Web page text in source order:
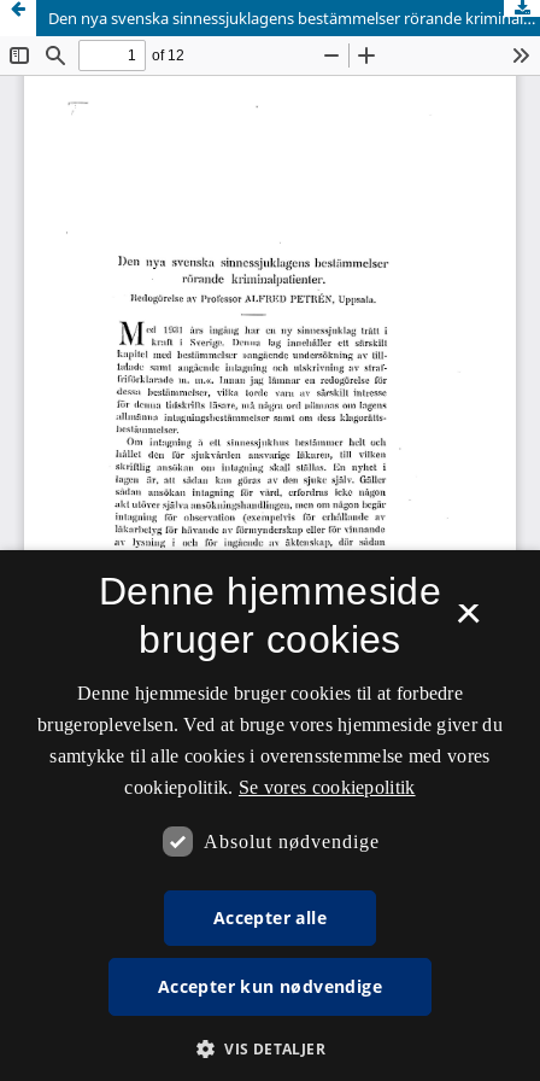
Den nya svenska sinnessjuklagens bestämmelser rörande kriminalpatienter.
×
Denne hjemmeside
bruger cookies
Denne hjemmeside bruger cookies til at forbedre
brugeroplevelsen. Ved at bruge vores hjemmeside giver du
samtykke til alle cookies i overensstemmelse med vores
cookiepolitik. Se vores cookiepolitik
Absolut nødvendige
Accepter alle
Accepter kun nødvendige
VIS DETALJER